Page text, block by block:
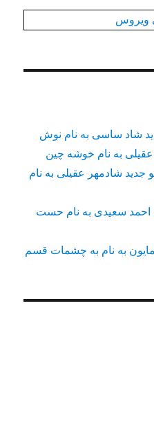
ویروس
شاد ساسی به نام نوش
عقیلی به نام خوشه چین
جدید شادمهر عقیلی به نام
احمد سعیدی به نام حست
به نام به چشمات قسم